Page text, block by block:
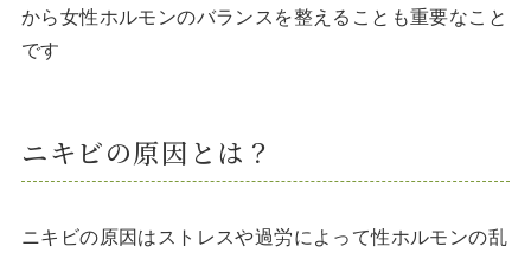
から女性ホルモンのバランスを整えることも重要なこと
です
ニキビの原因とは？
ニキビの原因はストレスや過労によって性ホルモンの乱